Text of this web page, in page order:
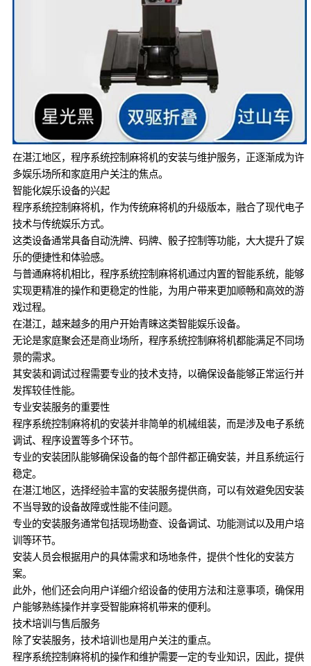
在湛江地区，程序系统控制麻将机的安装与维护服务，正逐渐成为许
多娱乐场所和家庭用户关注的焦点。
智能化娱乐设备的兴起
程序系统控制麻将机，作为传统麻将机的升级版本，融合了现代电子
技术与传统娱乐方式。
这类设备通常具备自动洗牌、码牌、骰子控制等功能，大大提升了娱
乐的便捷性和体验感。
与普通麻将机相比，程序系统控制麻将机通过内置的智能系统，能够
实现更精准的操作和更稳定的性能，为用户带来更加顺畅和高效的游
戏过程。
在湛江，越来越多的用户开始青睐这类智能娱乐设备。
无论是家庭聚会还是商业场所，程序系统控制麻将机都能满足不同场
景的需求。
其安装和调试过程需要专业的技术支持，以确保设备能够正常运行并
发挥较佳性能。
专业安装服务的重要性
程序系统控制麻将机的安装并非简单的机械组装，而是涉及电子系统
调试、程序设置等多个环节。
专业的安装团队能够确保设备的每个部件都正确安装，并且系统运行
稳定。
在湛江地区，选择经验丰富的安装服务提供商，可以有效避免因安装
不当导致的设备故障或性能不佳问题。
专业的安装服务通常包括现场勘查、设备调试、功能测试以及用户培
训等环节。
安装人员会根据用户的具体需求和场地条件，提供个性化的安装方
案。
此外，他们还会向用户详细介绍设备的使用方法和注意事项，确保用
户能够熟练操作并享受智能麻将机带来的便利。
技术培训与售后服务
除了安装服务，技术培训也是用户关注的重点。
程序系统控制麻将机的操作和维护需要一定的专业知识，因此，提供